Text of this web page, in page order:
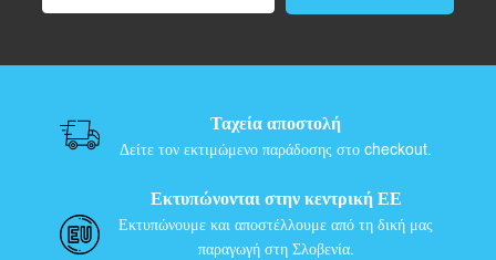
Ταχεία αποστολή
Δείτε τον εκτιμώμενο παράδοσης στο checkout.
Εκτυπώνονται στην κεντρική ΕΕ
Εκτυπώνουμε και αποστέλλουμε από τη δική μας
παραγωγή στη Σλοβενία.